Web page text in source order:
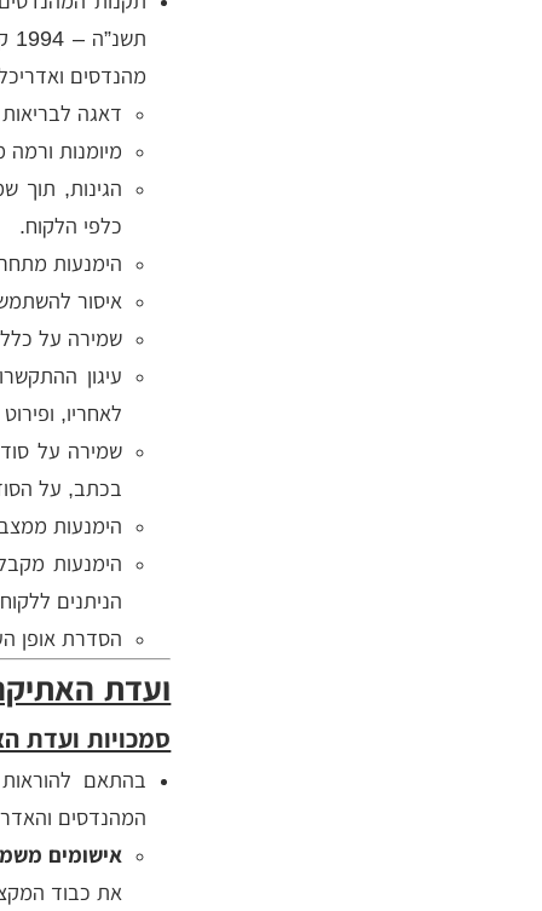
מהנדסים
דאגה לבריאות
מיומנות ורמה
הגינות, תוך
כלפי הלקוח.
הימנעות
איסור
שמירה על
עיגון
לאחריו,
שמירה על
בכתב, על
הימנעות
הימנעות
הניתנים
הסדרת אופן
ועדת
סמכויות ועדת
המהנדסים
אישומים
את כבוד